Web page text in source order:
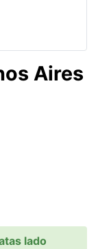
Aires
lado